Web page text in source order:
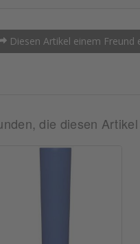
Diesen Artikel einem Freund
die diesen